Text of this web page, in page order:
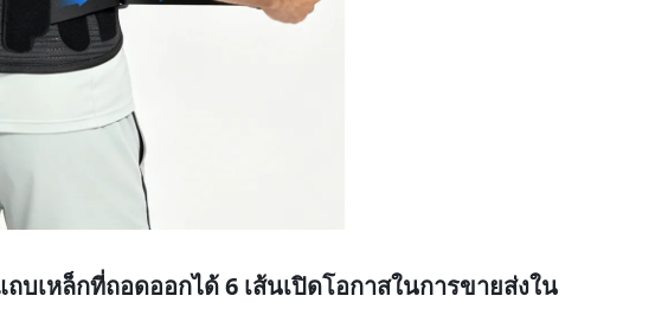
บเหล็กที่ถอดออกได้ 6 เส้นเปิดโอกาสในการขายส่งใน